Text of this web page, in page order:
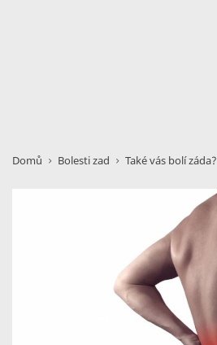
Domů Bolesti zad Také vás bolí záda?